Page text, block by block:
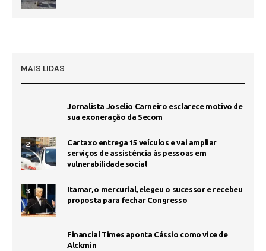
MAIS LIDAS
Jornalista Joselio Carneiro esclarece motivo de
sua exoneração da Secom
2
Cartaxo entrega 15 veículos e vai ampliar
serviços de assistência às pessoas em
vulnerabilidade social
3
Itamar, o mercurial, elegeu o sucessor e recebeu
proposta para fechar Congresso
Financial Times aponta Cássio como vice de
Alckmin